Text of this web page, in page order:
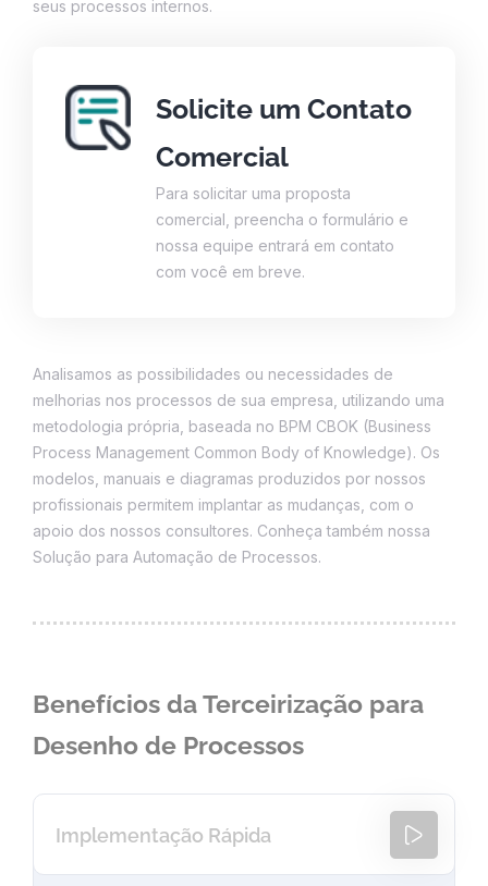
seus processos internos.
Solicite um Contato
Comercial
Para solicitar uma proposta
comercial, preencha o formulário e
nossa equipe entrará em contato
com você em breve.
Analisamos as possibilidades ou necessidades de
melhorias nos processos de sua empresa, utilizando uma
metodologia própria, baseada no BPM CBOK (Business
Process Management Common Body of Knowledge). Os
modelos, manuais e diagramas produzidos por nossos
profissionais permitem implantar as mudanças, com o
apoio dos nossos consultores. Conheça também nossa
Solução para Automação de Processos.
Benefícios da Terceirização para
Desenho de Processos
Implementação Rápida